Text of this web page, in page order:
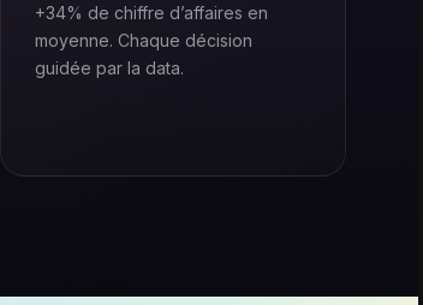
+34% de chiffre d’affaires en
moyenne. Chaque décision
guidée par la data.